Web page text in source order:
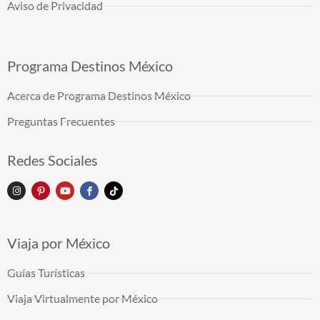
Aviso de Privacidad
Programa Destinos México
Acerca de Programa Destinos México
Preguntas Frecuentes
Redes Sociales
Viaja por México
Guías Turísticas
Viaja Virtualmente por México